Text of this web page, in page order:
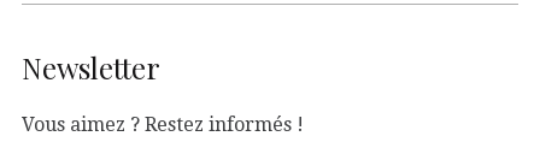
Newsletter
Vous aimez ? Restez informés !